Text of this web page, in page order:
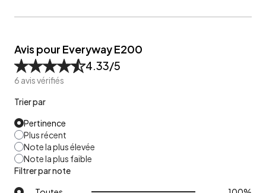
Avis pour Everyway E200
4.33/5
6 avis vérifiés
Trier par
Pertinence
Plus récent
Note la plus élevée
Note la plus faible
Filtrer par note